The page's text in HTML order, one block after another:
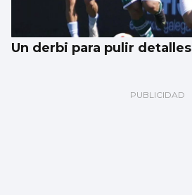
Un derbi para pulir detalles